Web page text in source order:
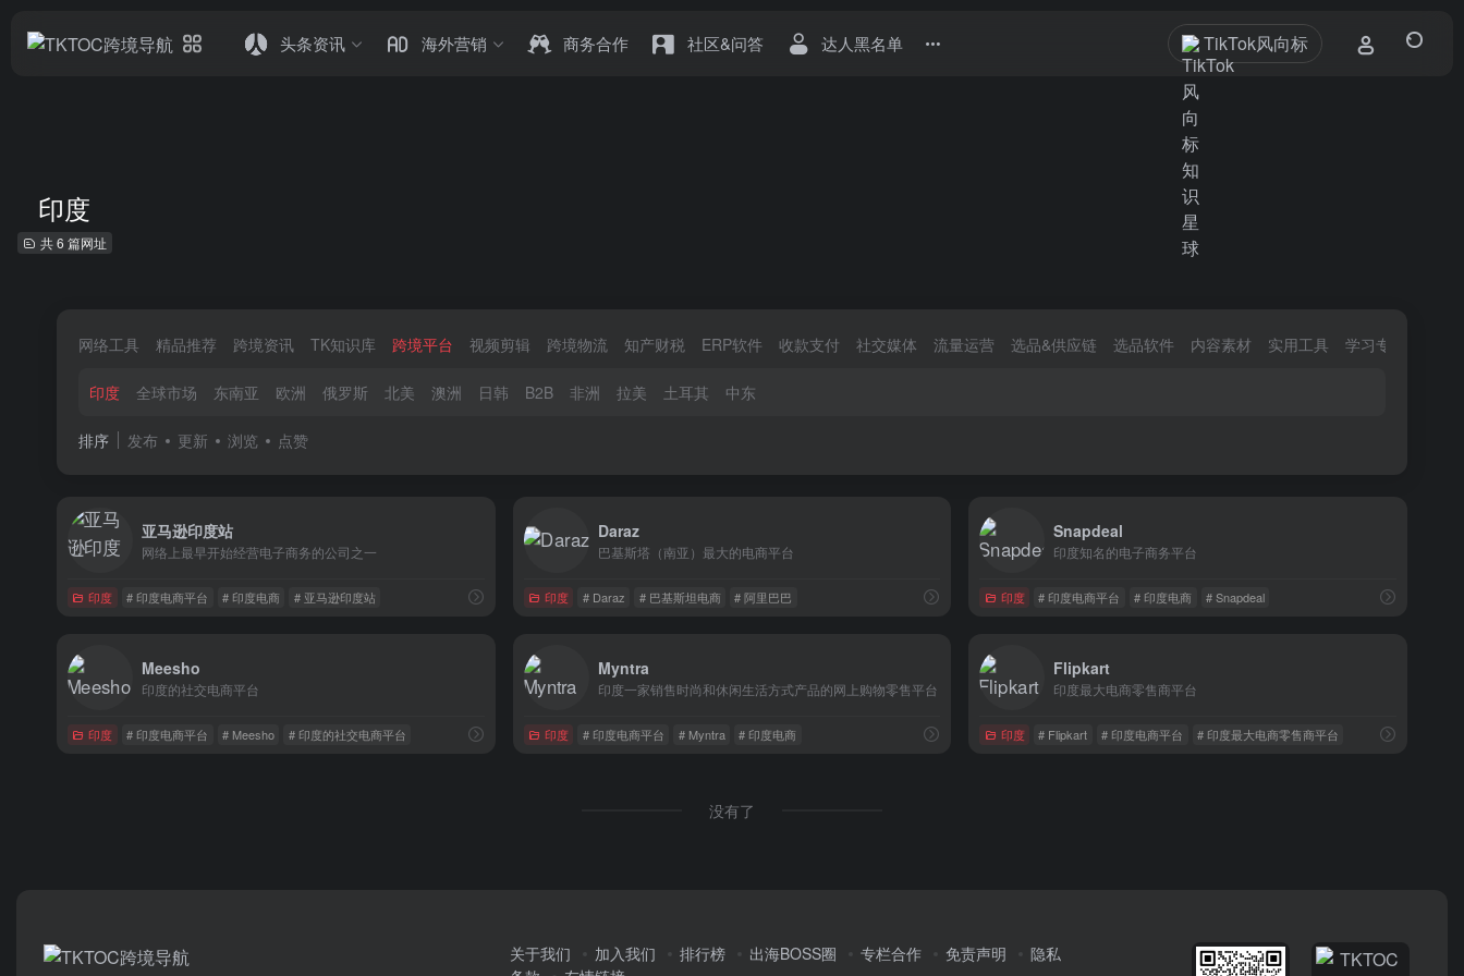
头条资讯 海外营销 商务合作 社区&问答 达人黑名单 TikTok风向标
印度
共 6 篇网址
网络工具 精品推荐 跨境资讯 TK知识库 跨境平台 视频剪辑 跨境物流 知产财税 ERP软件 收款支付 社交媒体 流量运营 选品&供应链 选品软件 内容素材 实用工具 学习专区
印度 全球市场 东南亚 欧洲 俄罗斯 北美 澳洲 日韩 B2B 非洲 拉美 土耳其 中东
排序 发布 更新 浏览 点赞
亚马逊印度站
网络上最早开始经营电子商务的公司之一
印度 # 印度电商平台 # 印度电商 # 亚马逊印度站
Daraz
巴基斯塔（南亚）最大的电商平台
印度 # Daraz # 巴基斯坦电商 # 阿里巴巴
Snapdeal
印度知名的电子商务平台
印度 # 印度电商平台 # 印度电商 # Snapdeal
Meesho
印度的社交电商平台
印度 # 印度电商平台 # Meesho # 印度的社交电商平台
Myntra
印度一家销售时尚和休闲生活方式产品的网上购物零售平台
印度 # 印度电商平台 # Myntra # 印度电商
Flipkart
印度最大电商零售商平台
印度 # Flipkart # 印度电商平台 # 印度最大电商零售商平台
没有了
关于我们 加入我们 排行榜 出海BOSS圈 专栏合作 免责声明
隐私